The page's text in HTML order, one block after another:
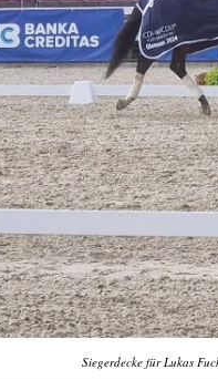
Siegerdecke für Lukas